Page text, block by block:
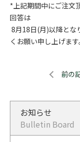
*上記期間中にご注文
回答は
8月18日(月)以降とな
くお願い申し上げます
前の
お知らせ
Bulletin Board